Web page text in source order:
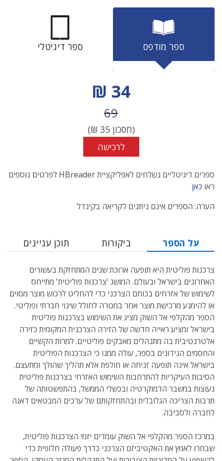
ספר מודפס ספר דיגיטלי
מחיר הנחה
34 ₪
מחיר לפני הנחה
69
(חסכון35
₪)
לרכישה
ספרים דיגיטליים נשלחים לאפליקציית HBreader לפרטים נוספים
ראו כאן
הערה: הספרים אינם ניתנים לקריאה בקינדל
על הספר ביקורות תוכן עניינים
צרכנות פוליטית היא תופעה ארוכת שנים המתחזקת בעשורים
האחרונים בישראל ובעולם. המושג 'צרכנות פוליטית' מתייחס
לשימוש של אזרחים בכוחם הצרכני כדי להחליט לרכוש מוצר מסוים
או להימנע מרכישת מוצר אחר במטרה לחולל שינוי חברתי ופוליטי.
הספר מהקלפי אל השוק מציג את השימוש בצרכנות פוליטית
בישראל ומציע ראייה חדשה של הזירה הצרכנית המקומית כזירה
אלטרנטיבית בה מתנהלים מאבקים פוליטיים. למרות הקשיים
והחסמים הנידונים בספר, עולה ממנו כי הצרכנות הפוליטית
בישראל אינה תופעה זניחה או חולפת אלא תהליך שהולך ומתעצם.
הסיבות העיקריות להתרחבות השימוש האזרחי בצרכנות פוליטית
נעוצות במשבר הדמוקרטיה ובכשלי הממשל, בהתפשטותה של
תרבות הצריכה הגלובלית ובהתחזקותם של ערכים המבטאים דאגה
לחברה ולסביבה.
במרכז הספר מהקלפי אל השוק עומדים יזמי הצרכנות פוליטית,
שבחרו לאמץ את האקטיביזם הצרכני כדרך פעולה חלופית כדי